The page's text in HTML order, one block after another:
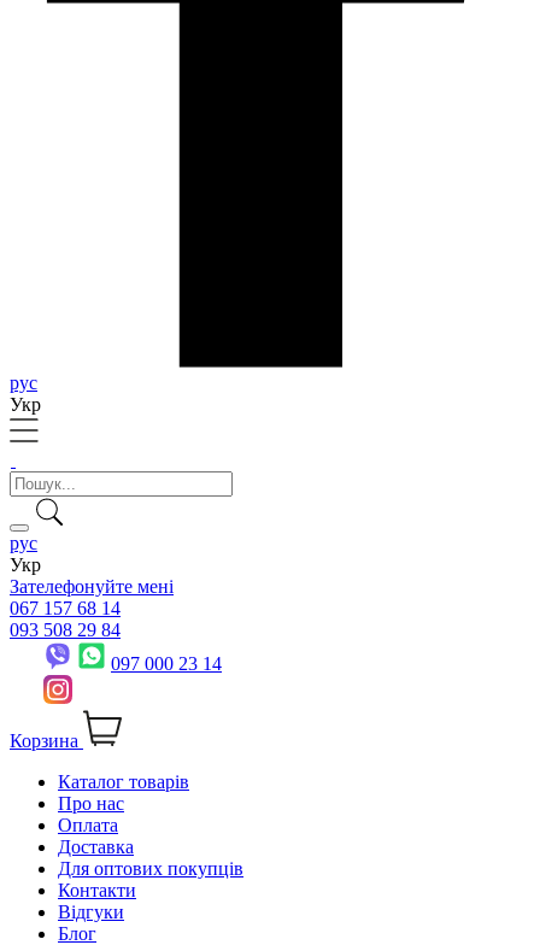
рус
Укр
рус
Укр
Зателефонуйте мені
067 157 68 14
093 508 29 84
097 000 23 14
Корзина
Каталог товарів
Про нас
Оплата
Доставка
Для оптових покупців
Контакти
Відгуки
Блог